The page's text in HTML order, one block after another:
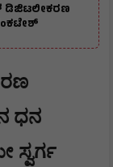
ಡಿಜಿಟಲೀಕರಣ
ಧನ
ಸ್ವರ್ಗ